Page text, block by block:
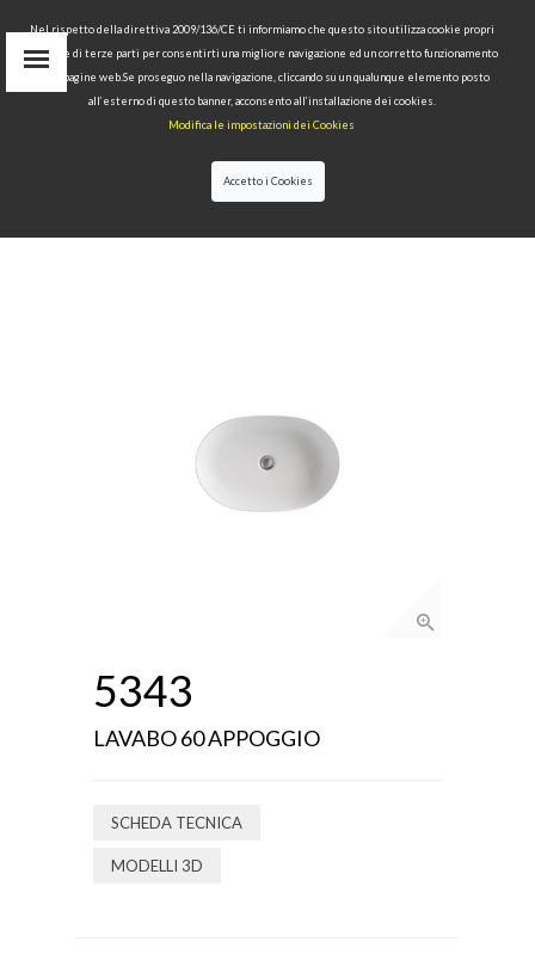
Area Riservata
COLLEZIONI >> NOLITA
5343
LAVABO 60 APPOGGIO
SCHEDA TECNICA
MODELLI 3D
Nel rispetto della direttiva 2009/136/CE ti informiamo che questo sito utilizza cookie propri
tecnici e di terze parti per consentirti una migliore navigazione ed un corretto funzionamento
delle pagine web.Se proseguo nella navigazione, cliccando su un qualunque elemento posto
all’esterno di questo banner, acconsento all’installazione dei cookies.
Modifica le impostazioni dei Cookies
Accetto i Cookies